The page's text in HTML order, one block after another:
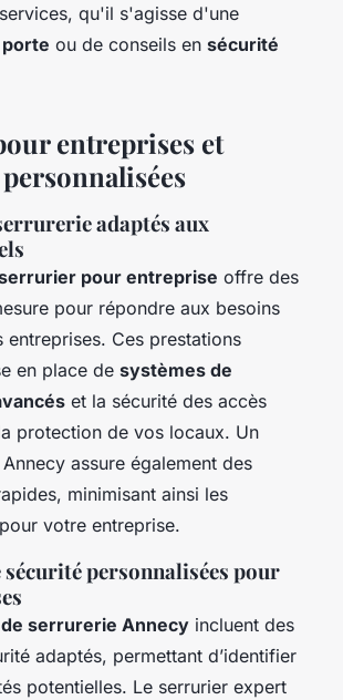
qu'il s'agisse d'une
ou de conseils en sécurité
entreprises et
adaptés aux
pour entreprise offre des
pour répondre aux besoins
entreprises. Ces prestations
en place de systèmes de
et la sécurité des accès
protection de vos locaux. Un
assure également des
minimisant ainsi les
votre entreprise.
personnalisées pour
serrurerie Annecy incluent des
adaptés, permettant d’identifier
potentielles. Le serrurier expert